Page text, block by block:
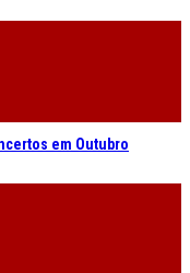
em Outubro